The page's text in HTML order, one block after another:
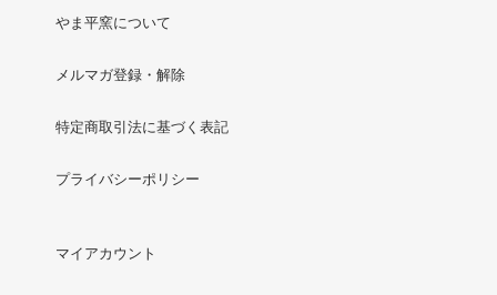
やま平窯について
メルマガ登録・解除
特定商取引法に基づく表記
プライバシーポリシー
マイアカウント